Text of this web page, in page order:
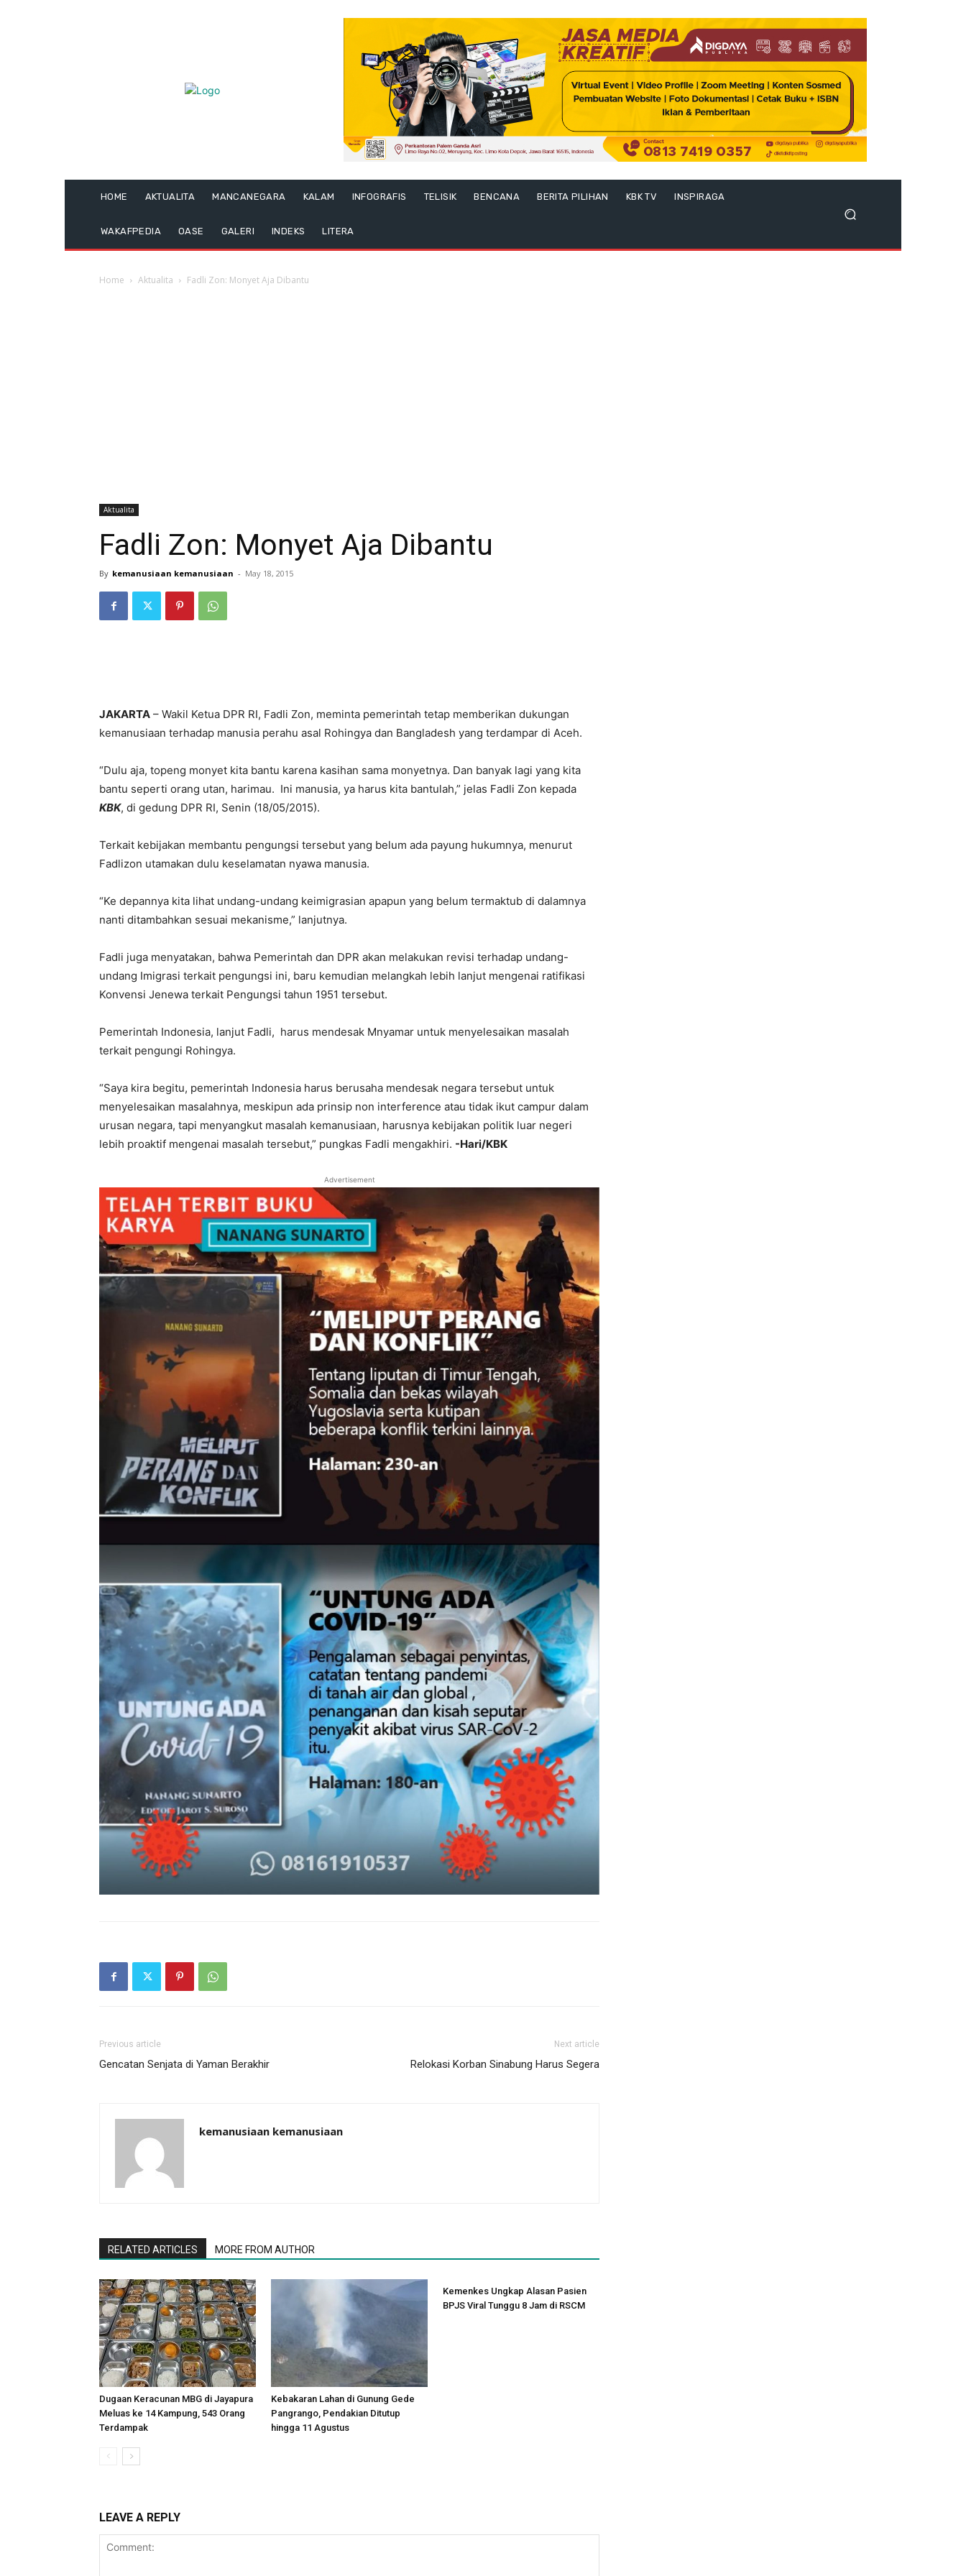
HOME AKTUALITA MANCANEGARA KALAM INFOGRAFIS TELISIK BENCANA BERITA PILIHAN KBK TV INSPIRAGA
WAKAFPEDIA OASE GALERI INDEKS LITERA
Home Aktualita Fadli Zon: Monyet Aja Dibantu
Aktualita
Fadli Zon: Monyet Aja Dibantu
By kemanusiaan kemanusiaan - May 18, 2015
JAKARTA – Wakil Ketua DPR RI, Fadli Zon, meminta pemerintah tetap memberikan dukungan
kemanusiaan terhadap manusia perahu asal Rohingya dan Bangladesh yang terdampar di Aceh.
“Dulu aja, topeng monyet kita bantu karena kasihan sama monyetnya. Dan banyak lagi yang kita
bantu seperti orang utan, harimau. Ini manusia, ya harus kita bantulah,” jelas Fadli Zon kepada
KBK, di gedung DPR RI, Senin (18/05/2015).
Terkait kebijakan membantu pengungsi tersebut yang belum ada payung hukumnya, menurut
Fadlizon utamakan dulu keselamatan nyawa manusia.
“Ke depannya kita lihat undang-undang keimigrasian apapun yang belum termaktub di dalamnya
nanti ditambahkan sesuai mekanisme,” lanjutnya.
Fadli juga menyatakan, bahwa Pemerintah dan DPR akan melakukan revisi terhadap undang-
undang Imigrasi terkait pengungsi ini, baru kemudian melangkah lebih lanjut mengenai ratifikasi
Konvensi Jenewa terkait Pengungsi tahun 1951 tersebut.
Pemerintah Indonesia, lanjut Fadli, harus mendesak Mnyamar untuk menyelesaikan masalah
terkait pengungi Rohingya.
“Saya kira begitu, pemerintah Indonesia harus berusaha mendesak negara tersebut untuk
menyelesaikan masalahnya, meskipun ada prinsip non interference atau tidak ikut campur dalam
urusan negara, tapi menyangkut masalah kemanusiaan, harusnya kebijakan politik luar negeri
lebih proaktif mengenai masalah tersebut,” pungkas Fadli mengakhiri. -Hari/KBK
Advertisement
Previous article
Gencatan Senjata di Yaman Berakhir
Next article
Relokasi Korban Sinabung Harus Segera
kemanusiaan kemanusiaan
RELATED ARTICLES MORE FROM AUTHOR
Dugaan Keracunan MBG di Jayapura
Meluas ke 14 Kampung, 543 Orang
Terdampak
Kebakaran Lahan di Gunung Gede
Pangrango, Pendakian Ditutup
hingga 11 Agustus
Kemenkes Ungkap Alasan Pasien
BPJS Viral Tunggu 8 Jam di RSCM
LEAVE A REPLY